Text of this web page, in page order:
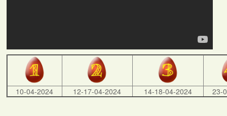
10-04-2024 12-17-04-2024 14-18-04-2024 23-